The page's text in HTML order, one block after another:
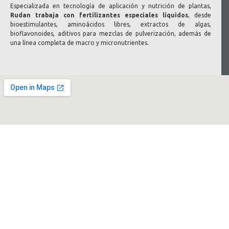
Especializada en tecnología de aplicación y nutrición de plantas,
Rudan trabaja con fertilizantes especiales líquidos, desde
bioestimulantes, aminoácidos libres, extractos de algas,
bioflavonoides, aditivos para mezclas de pulverización, además de
una línea completa de macro y micronutrientes.